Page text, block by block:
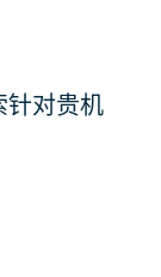
针对贵机